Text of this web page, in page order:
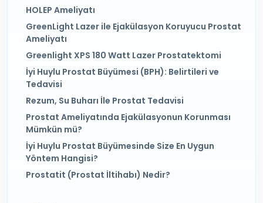
HOLEP Ameliyatı
GreenLight Lazer ile Ejakülasyon Koruyucu Prostat
Ameliyatı
Greenlight XPS 180 Watt Lazer Prostatektomi
İyi Huylu Prostat Büyümesi (BPH): Belirtileri ve
Tedavisi
Rezum, Su Buharı İle Prostat Tedavisi
Prostat Ameliyatında Ejakülasyonun Korunması
Mümkün mü?
İyi Huylu Prostat Büyümesinde Size En Uygun
Yöntem Hangisi?
Prostatit (Prostat İltihabı) Nedir?